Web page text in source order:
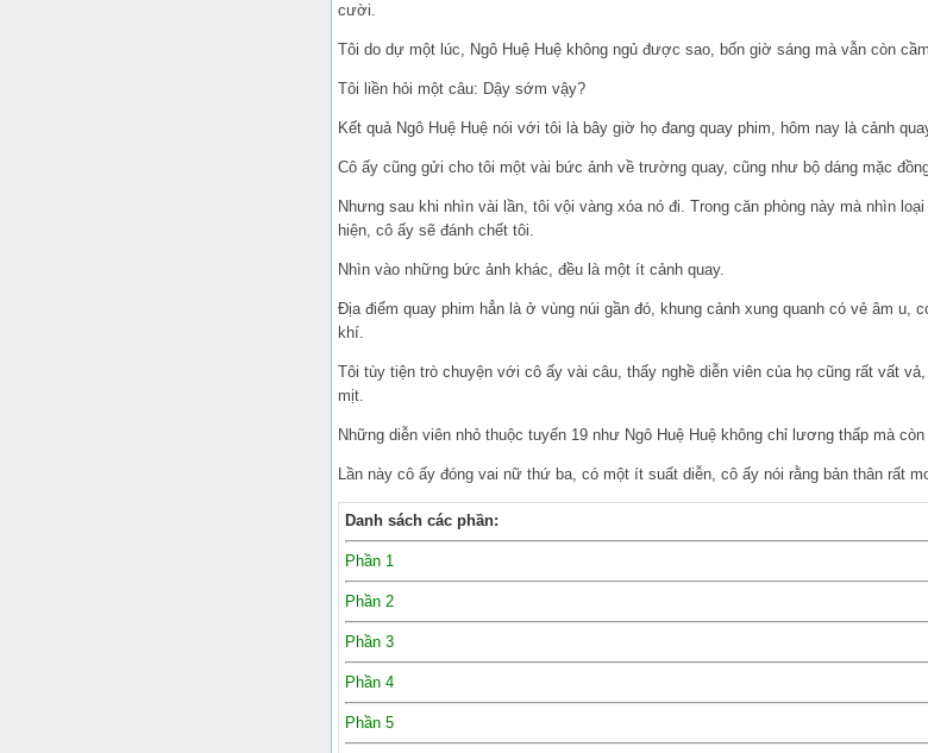
cười.
Tôi do dự một lúc, Ngô Huệ Huệ không ngủ được sao, bốn giờ sáng mà vẫn còn
Tôi liền hỏi một câu: Dậy sớm vậy?
Kết quả Ngô Huệ Huệ nói với tôi là bây giờ họ đang quay phim, hôm nay là cảnh
Cô ấy cũng gửi cho tôi một vài bức ảnh về trường quay, cũng như bộ dáng mặc
Nhưng sau khi nhìn vài lần, tôi vội vàng xóa nó đi. Trong căn phòng này mà nhìn
hiện, cô ấy sẽ đánh chết tôi.
Nhìn vào những bức ảnh khác, đều là một ít cảnh quay.
Địa điểm quay phim hẳn là ở vùng núi gần đó, khung cảnh xung quanh có vẻ âm u,
khí.
Tôi tùy tiện trò chuyện với cô ấy vài câu, thấy nghề diễn viên của họ cũng rất vất
mịt.
Những diễn viên nhỏ thuộc tuyến 19 như Ngô Huệ Huệ không chỉ lương thấp mà
Lần này cô ấy đóng vai nữ thứ ba, có một ít suất diễn, cô ấy nói rằng bản thân rất
Danh sách các phần:
Phần 1
Phần 2
Phần 3
Phần 4
Phần 5